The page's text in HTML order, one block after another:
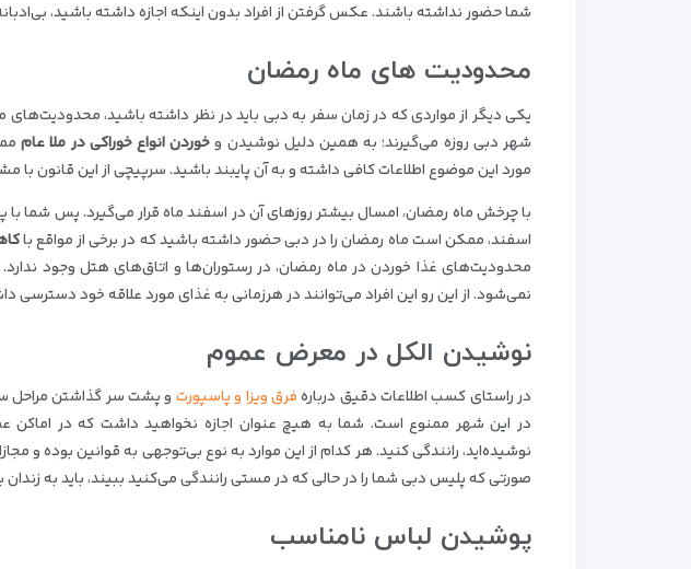
شما حضور نداشته باشند. عکس گرفتن از افراد بدون اینکه اجازه داشته باشید،
محدودیت های ماه رمضان
یکی دیگر از مواردی که در زمان سفر به دبی باید در نظر داشته باشید،
شهر دبی روزه می‌گیرند؛ به همین دلیل نوشیدن وخوردن انواع خوراکی در ملا عام
مورد این موضوع اطلاعات کافی داشته و به آن پایبند باشید. سرپیچی از این قانون با
با چرخش ماه رمضان، امسال بیشتر روزهای آن در اسفند ماه قرار می‌گیرد. پس شما با
اسفند، ممکن است ماه رمضان را در دبی حضور داشته باشید که در برخی از مواقع با
محدودیت‌های غذا خوردن در ماه رمضان، در رستوران‌ها و اتاق‌های هتل وجود
نمی‌شود. از این رو این افراد می‌توانند در هرزمانی به غذای مورد علاقه خود دسترسی
نوشیدن الکل در معرض عموم
در راستای کسب اطلاعات دقیق دربارهفرق ویزا و پاسپورت و پشت سر گذاشتن مراحل
در این شهر ممنوع است. شما به هیچ عنوان اجازه نخواهید داشت که در
نوشیده‌اید، رانندگی کنید. هر کدام از این موارد به نوع بی‌توجهی به قوانین بوده و
صورتی که پلیس دبی شما را در حالی که در مستی رانندگی می‌کنید ببیند، باید به زندان
پوشیدن لباس نامناسب